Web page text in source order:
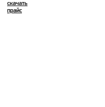
скачать
прайс